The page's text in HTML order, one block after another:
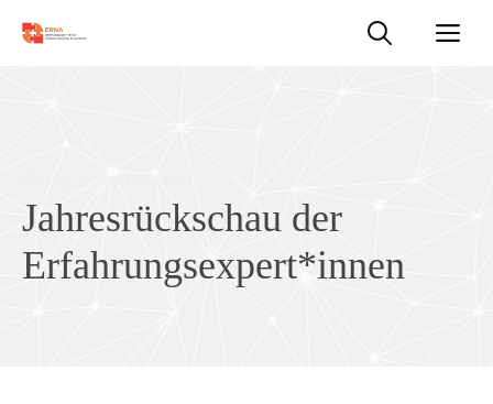
Inhalt
Jahresrückschau der
Erfahrungsexpert*innen